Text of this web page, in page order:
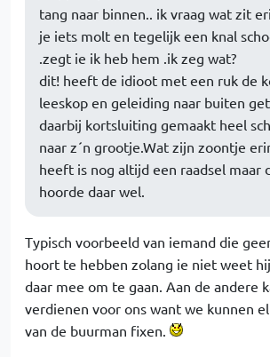
tang naar binnen.. ik vraag wat zit
je iets molt en tegelijk een knal
.zegt ie ik heb hem .ik zeg wat?
dit! heeft de idioot met een ruk de
leeskop en geleiding naar buiten
daarbij kortsluiting gemaakt heel
naar z´n grootje.Wat zijn zoontje
heeft is nog altijd een raadsel maar
hoorde daar wel.
Typisch voorbeeld van iemand die
hoort te hebben zolang ie niet weet
daar mee om te gaan. Aan de andere
verdienen voor ons want we kunnen
van de buurman fixen.